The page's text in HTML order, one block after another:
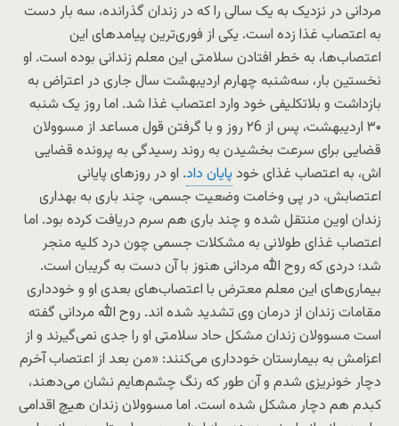
مردانی در نزدیک به یک سالی را که در زندان گذرانده، سه بار دست
به اعتصاب غذا زده است. یکی از فوری‌ترین پیامدهای این
اعتصاب‌ها، به خطر افتادن سلامتی این معلم زندانی بوده است. او
نخستین بار، سه‌شنبه چهارم اردیبهشت سال جاری در اعتراض به
بازداشت و بلاتکلیفی خود وارد اعتصاب غذا شد. اما روز یک شنبه
۳۰ اردیبهشت، پس از ۲6 روز و با گرفتن قول مساعد از مسوولان
قضایی برای سرعت بخشیدن به روند رسیدگی به پرونده‌ قضایی‌
اش، به اعتصاب غذای خود پایان داد. او در روزهای پایانی
اعتصابش، در پی وخامت وضعیت جسمی، چند باری به بهداری
زندان اوین منتقل شده و چند باری هم سرم دریافت کرده بود. اما
اعتصاب غذای طولانی به مشکلات جسمی چون درد کلیه منجر
شد؛ دردی که روح الله مردانی هنوز با آن دست به گریبان است.
بیماری‌های این معلم معترض با اعتصاب‌های بعدی او و خودداری
مقامات زندان از درمان وی تشدید شده اند. روح الله مردانی گفته
است مسوولان زندان مشکل حاد سلامتی او را جدی نمی‌گیرند و از
اعزامش به بیمارستان خودداری می‌کنند: «من بعد از اعتصاب آخرم
دچار خونریزی شدم و آن طور که رنگ چشم‌هایم نشان می‌دهند،
کبدم هم دچار مشکل شده است. اما مسوولان زندان هیچ اقدامی